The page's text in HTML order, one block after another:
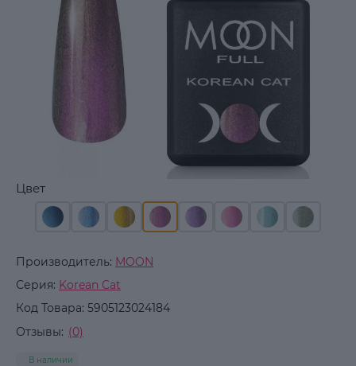
Производитель: MOON
Серия: Korean Cat
Код Товара: 5905123024184
Отзывы: (0)
В наличии
Цвет